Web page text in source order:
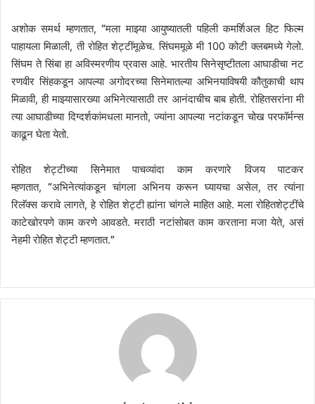
अशोक समर्थ म्हणतात,“मला माझ्या आयुष्यातली पहिली कमर्शिअल हिट फिल्म
पाहायला मिळाली, ती रोहित शेट्टींमूळेच. सिंघममूळे मी 100 कोटी क्लबमध्ये गेलो.
सिंघम ते सिंबा हा अविस्मरणीय प्रवास आहे. भारतीय सिनेसृष्टीतला आघाडीचा नट
रणवीर सिंहकडून आपल्या अगोदरच्या सिनेमातल्या अभिनयाविषयी कौतुकाची थाप
मिळावी, ही माझ्यासारख्या अभिनेत्यासाठी तर आनंदाचीच बाब होती. रोहितसरांना मी
त्या आघाडीच्या दिग्दर्शकांमधला मानतो, ज्यांना आपल्या नटांकडून चोख परफॉर्मन्स
काढून घेता येतो.
रोहित शेट्टीच्या सिनेमात पाचव्यांदा काम करणारे विजय पाटकर
म्हणतात, “अभिनेत्यांकडून चांगला अभिनय करून घ्यायचा असेल, तर त्यांना
रिलॅक्स करावे लागते, हे रोहित शेट्टी ह्यांना चांगले माहित आहे. मला रोहितशेट्टींचे
काटेखोरपणे काम करणे आवडते. मराठी नटांसोबत काम करताना मजा येते, असं
नेहमी रोहित शेट्टी म्हणतात.”